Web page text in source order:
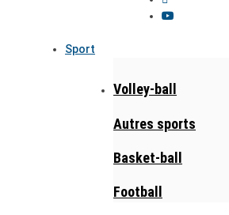
Sport
Volley-ball
Autres sports
Basket-ball
Football